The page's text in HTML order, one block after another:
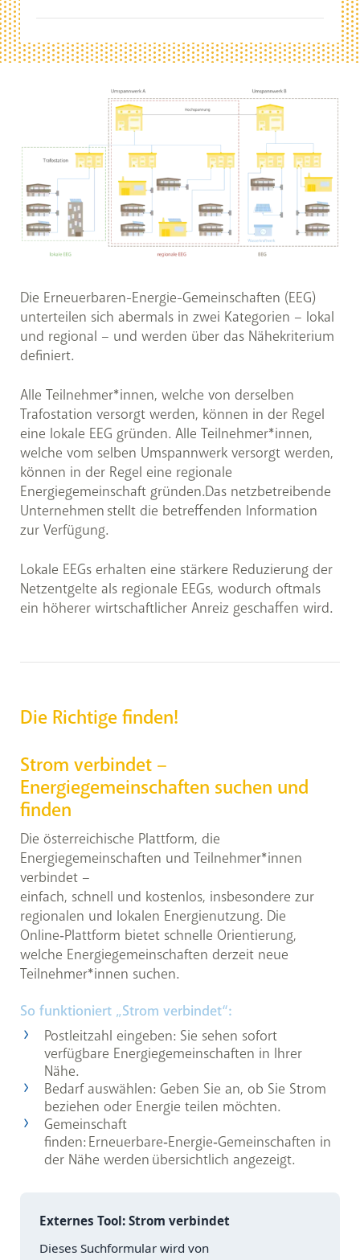
Die Erneuerbaren-Energie-Gemeinschaften (EEG)
unterteilen sich abermals in zwei Kategorien – lokal
und regional – und werden über das Nähekriterium
definiert.
Alle Teilnehmer*innen, welche von derselben
Trafostation versorgt werden, können in der Regel
eine lokale EEG gründen. Alle Teilnehmer*innen,
welche vom selben Umspannwerk versorgt werden,
können in der Regel eine regionale
Energiegemeinschaft gründen.Das netzbetreibende
Unternehmen stellt die betreffenden Information
zur Verfügung.
Lokale EEGs erhalten eine stärkere Reduzierung der
Netzentgelte als regionale EEGs, wodurch oftmals
ein höherer wirtschaftlicher Anreiz geschaffen wird.
Die Richtige finden!
Strom verbindet –
Energiegemeinschaften suchen und
finden
Die österreichische Plattform, die
Energiegemeinschaften und Teilnehmer*innen
verbindet –
einfach, schnell und kostenlos, insbesondere zur
regionalen und lokalen Energienutzung. Die
Online‑Plattform bietet schnelle Orientierung,
welche Energiegemeinschaften derzeit neue
Teilnehmer*innen suchen.
So funktioniert „Strom verbindet“:
Postleitzahl eingeben: Sie sehen sofort
verfügbare Energiegemeinschaften in Ihrer
Nähe.
Bedarf auswählen: Geben Sie an, ob Sie Strom
beziehen oder Energie teilen möchten.
Gemeinschaft
finden: Erneuerbare‑Energie‑Gemeinschaften in
der Nähe werden übersichtlich angezeigt.